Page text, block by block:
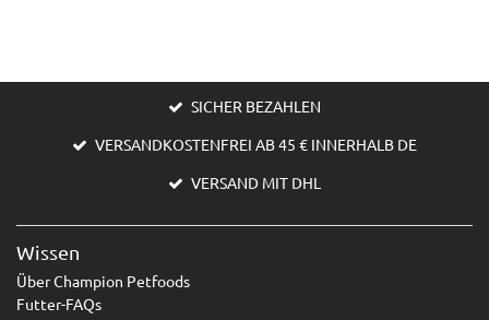
SICHER BEZAHLEN
VERSANDKOSTENFREI AB 45 € INNERHALB DE
VERSAND MIT DHL
Wissen
Über Champion Petfoods
Futter-FAQs